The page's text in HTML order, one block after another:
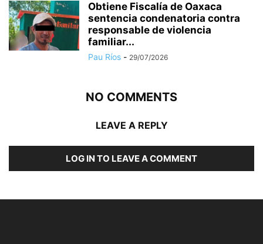
Obtiene Fiscalía de Oaxaca
sentencia condenatoria contra
responsable de violencia
familiar...
Pau Ríos - 29/07/2026
NO COMMENTS
LEAVE A REPLY
LOG IN TO LEAVE A COMMENT